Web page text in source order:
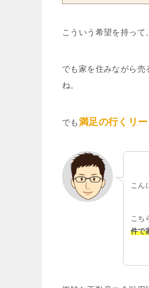
こういう希望を持って
でも家を住みながら売
ね。
でも満足の行くリ
こん
こち
件で